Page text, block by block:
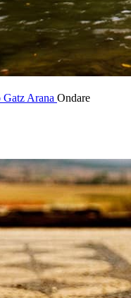
Gatz Arana Ondare